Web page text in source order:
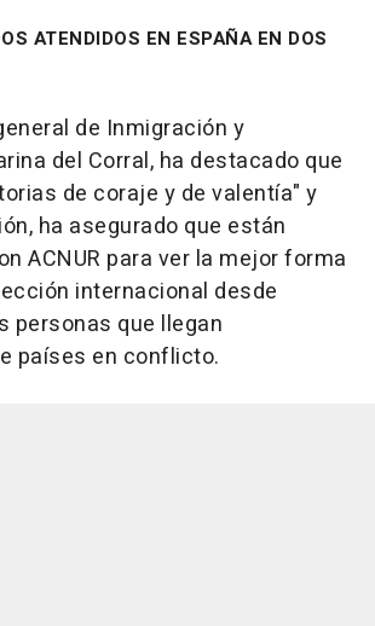
ATENDIDOS EN ESPAÑA EN DOS
de Inmigración y
del Corral, ha destacado que
de coraje y de valentía" y
ha asegurado que están
ACNUR para ver la mejor forma
internacional desde
personas que llegan
países en conflicto.